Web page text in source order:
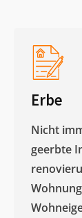
Erbe
Nicht
geerbte